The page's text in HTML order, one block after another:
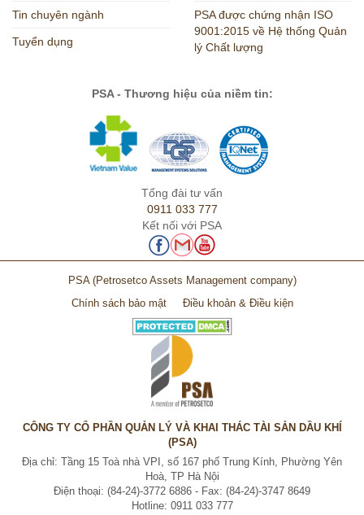
Tin chuyên ngành
Tuyển dụng
PSA được chứng nhận ISO
9001:2015 về Hệ thống Quản
lý Chất lượng
PSA - Thương hiệu của niềm tin:
Tổng đài tư vấn
0911 033 777
Kết nối với PSA
PSA (Petrosetco Assets Management company)
Chính sách bảo mật
Điều khoản & Điều kiện
CÔNG TY CỔ PHẦN QUẢN LÝ VÀ KHAI THÁC TÀI SẢN DẦU KHÍ
(PSA)
Địa chỉ: Tầng 15 Toà nhà VPI, số 167 phố Trung Kính, Phường Yên
Hoà, TP Hà Nội
Điện thoại: (84-24)-3772 6886 - Fax: (84-24)-3747 8649
Hotline: 0911 033 777